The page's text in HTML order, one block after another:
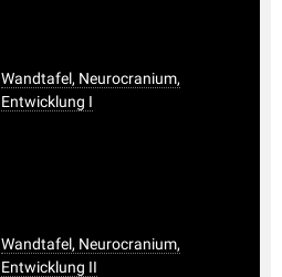
Wandtafel, Neurocranium,
Entwicklung I
Wandtafel, Neurocranium,
Entwicklung II